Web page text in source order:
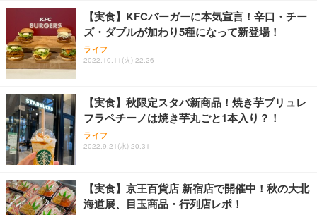
ョン PCチェア 通気性メッシュ ゲーミング/勉強/事
務用 おしゃれ パソコンチェア (ブラック)
Sezlife オフィスチェア デスクチェア 疲れない テレ
ワーク チェア 強化バックレスト 30度ロッキング機
能 人間工学 椅子 腰サポート 90度跳ね上げ式アーム
務用 おしゃれ パソコンチェア (ホワイト)
ANDWINT オフィスチェア デスクチェア 肘なし メ
ッシュ 通気性 ランバーサポート付き 腰サポート ガ
ス圧無段階昇降 360度回転 キャスター付き コンパク
【整備済み品】Dell E2724HS 27インチ 液晶モニタ
ー フルHD（1920×1080）VA 非光沢 HDMI/DisplayP
ort/VGA スピーカー内蔵 高さ調整 スイベル VESA対
【MiniLED/24.5inch/280Hz/FHD】GRAPHT THE S
HOOTER Gaming Monitor 24” Essential ゲーミン
グモニター QD 24.5インチ 1ms FHD 量子ドット 残
Smart Basic(スマートベーシック) 【Amazon.co.jp
限定】 Smart Basic アイリスオーヤマ ペットシーツ
超厚型 お徳用 ワイド 100枚入 (x 1) (ケース販売)
アイリスオーヤマ ペットシーツ 超厚型 お徳用 レギ
ュラー 200枚入【Amazon.co.jp限定】
【実食】KFCバーガーに本気宣言！辛口・チー
ズ・ダブルが加わり5種になって新登場！
ライフ
2022.10.11(火) 22:26
【実食】秋限定スタバ新商品！焼き芋ブリュレ
フラペチーノは焼き芋丸ごと1本入り？！
ライフ
2022.9.21(水) 20:31
【実食】京王百貨店 新宿店で開催中！秋の大北
海道展、目玉商品・行列店レポ！